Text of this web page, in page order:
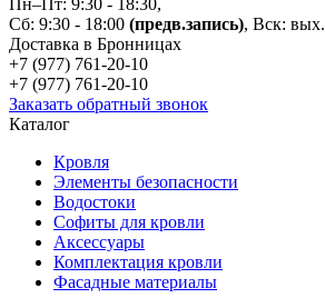
Пн–Пт: 9:30 - 18:30,
Сб: 9:30 - 18:00 (предв.запись), Вск: вых.
Доставка в Бронницах
+7 (977) 761-20-10
+7 (977) 761-20-10
Заказать обратный звонок
Каталог
Кровля
Элементы безопасности
Водостоки
Софиты для кровли
Аксессуары
Комплектация кровли
Фасадные материалы